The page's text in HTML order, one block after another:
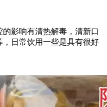
影响有清热解毒，清新口
日常饮用一些是具有很好